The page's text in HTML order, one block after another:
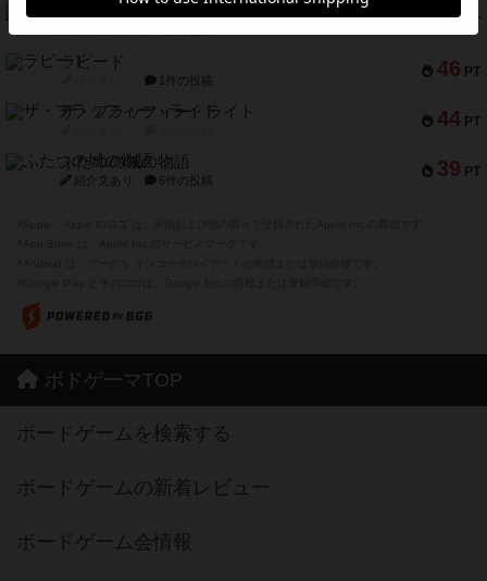
52 PT
46 PT
ラピード
1件の投稿
44 PT
ザ・フラッフィー・ライト
39 PT
ふたつの城の物語
紹介文あり 6件の投稿
ボドゲーマTOP
ボードゲームを検索する
ボードゲームの新着レビュー
ボードゲーム会情報